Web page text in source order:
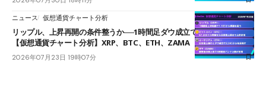
ニュース 仮想通貨チャート分析
リップル、上昇再開の条件整うか──1時間足ダウ成立で1.185ドルを狙う
【仮想通貨チャート分析】XRP、BTC、ETH、ZAMA
2026年07月23日 19時07分